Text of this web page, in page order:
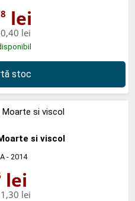
lei
lei
stoc
si viscol
- 2014
lei
lei